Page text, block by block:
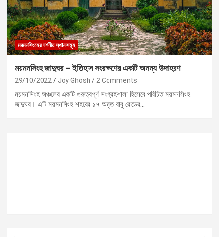
ময়মনসিংহের দর্শনীয় স্থান সমূহ
ময়মনসিংহ জাদুঘর – ইতিহাস সংরক্ষণের একটি অনন্য উদাহরণ
29/10/2022 Joy Ghosh 2 Comments
ময়মনসিংহ অঞ্চলের একটি গুরুত্বপূর্ণ সংগ্রহশালা হিসেবে পরিচিত ময়মনসিংহ
জাদুঘর। এটি ময়মনসিংহ শহরের ১৭ অমৃত বাবু রোডের…